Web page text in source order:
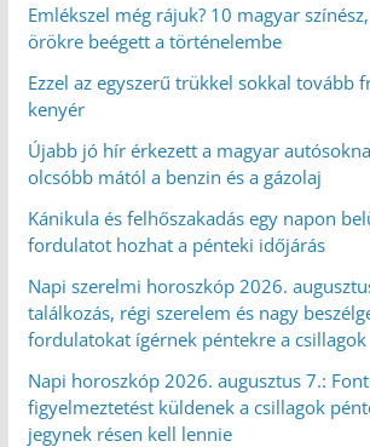
Emlékszel még rájuk? 10 magyar
örökre beégett a történelembe
Ezzel az egyszerű trükkel sokkal tovább
kenyér
Újabb jó hír érkezett a magyar
olcsóbb mától a benzin és a gázolaj
Kánikula és felhőszakadás egy napon
fordulatot hozhat a pénteki időjárás
Napi szerelmi horoszkóp 2026.
találkozás, régi szerelem és nagy
fordulatokat ígérnek péntekre a csillagok
Napi horoszkóp 2026. augusztus 7.:
figyelmeztetést küldenek a csillagok
jegynek résen kell lennie